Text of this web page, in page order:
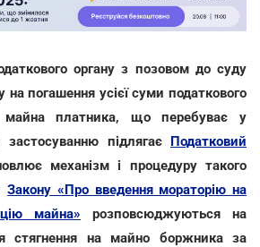
органу з позовом до суду
на погашення усієї суми податкового
майна платника, що перебуває у
застосуванню підлягає Податковий
механізм і процедуру такого
Закону «Про введення мораторію на
майна» розповсюджуються на
стягнення на майно боржника за